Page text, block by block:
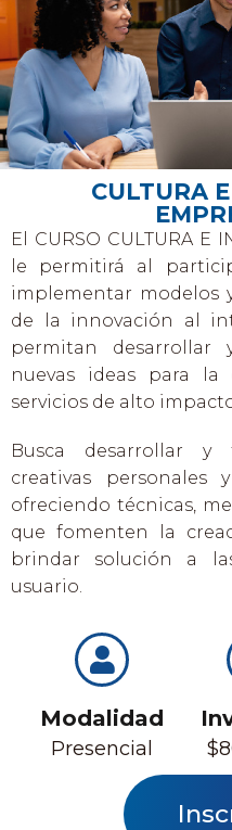
CULTURA
El CURSO CULTURA E
le permitirá al
implementar modelos
de la innovación al
permitan
nuevas ideas para
servicios de alto
Busca desarrollar y
creativas
ofreciendo técnicas,
que fomenten la
brindar solución a
usuario.
Modalidad
Presencial